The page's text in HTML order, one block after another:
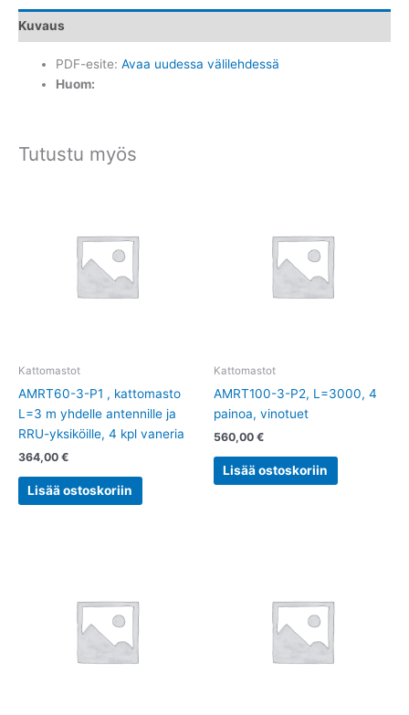
Kuvaus
PDF-esite:Avaa uudessa välilehdessä
Huom:
Tutustu myös
Kattomastot
AMRT60-3-P1 , kattomasto
L=3 m yhdelle antennille ja
RRU-yksiköille, 4 kpl vaneria
364,00 €
Lisää ostoskoriin
Kattomastot
AMRT100-3-P2, L=3000, 4
painoa, vinotuet
560,00 €
Lisää ostoskoriin